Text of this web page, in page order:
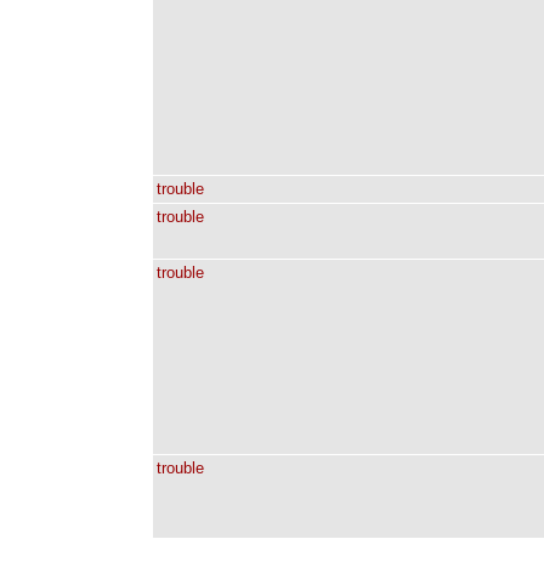
trouble
trouble
trouble
trouble